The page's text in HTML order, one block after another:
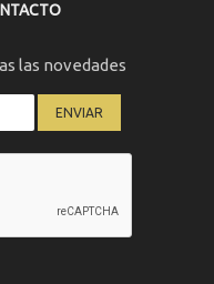
las novedades